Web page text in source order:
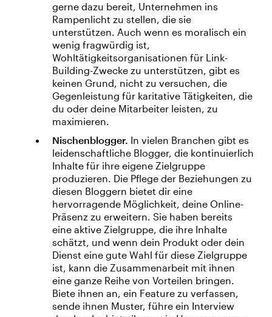
gerne dazu bereit, Unternehmen ins
Rampenlicht zu stellen, die sie
unterstützen. Auch wenn es moralisch ein
wenig fragwürdig ist,
Wohltätigkeitsorganisationen für Link-
Building-Zwecke zu unterstützen, gibt es
keinen Grund, nicht zu versuchen, die
Gegenleistung für karitative Tätigkeiten, die
du oder deine Mitarbeiter leisten, zu
maximieren.
Nischenblogger. In vielen Branchen gibt es
leidenschaftliche Blogger, die kontinuierlich
Inhalte für ihre eigene Zielgruppe
produzieren. Die Pflege der Beziehungen zu
diesen Bloggern bietet dir eine
hervorragende Möglichkeit, deine Online-
Präsenz zu erweitern. Sie haben bereits
eine aktive Zielgruppe, die ihre Inhalte
schätzt, und wenn dein Produkt oder dein
Dienst eine gute Wahl für diese Zielgruppe
ist, kann die Zusammenarbeit mit ihnen
eine ganze Reihe von Vorteilen bringen.
Biete ihnen an, ein Feature zu verfassen,
sende ihnen Muster, führe ein Interview